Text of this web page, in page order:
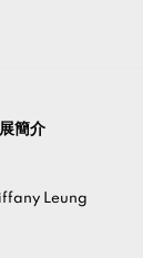
簡介
Leung